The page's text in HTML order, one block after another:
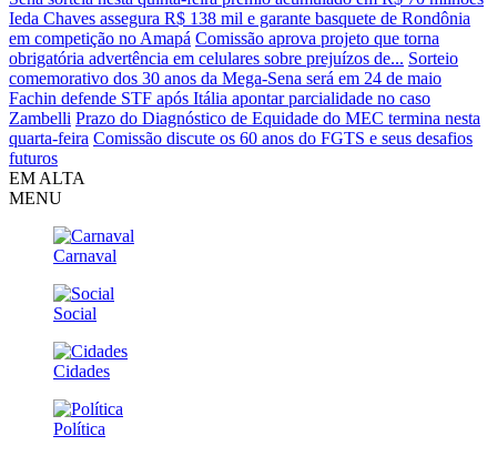
Ieda Chaves assegura R$ 138 mil e garante basquete de Rondônia
em competição no Amapá Comissão aprova projeto que torna
obrigatória advertência em celulares sobre prejuízos de... Sorteio
comemorativo dos 30 anos da Mega-Sena será em 24 de maio
Fachin defende STF após Itália apontar parcialidade no caso
Zambelli Prazo do Diagnóstico de Equidade do MEC termina nesta
quarta-feira Comissão discute os 60 anos do FGTS e seus desafios
futuros
EM ALTA
MENU
Carnaval
Social
Cidades
Política